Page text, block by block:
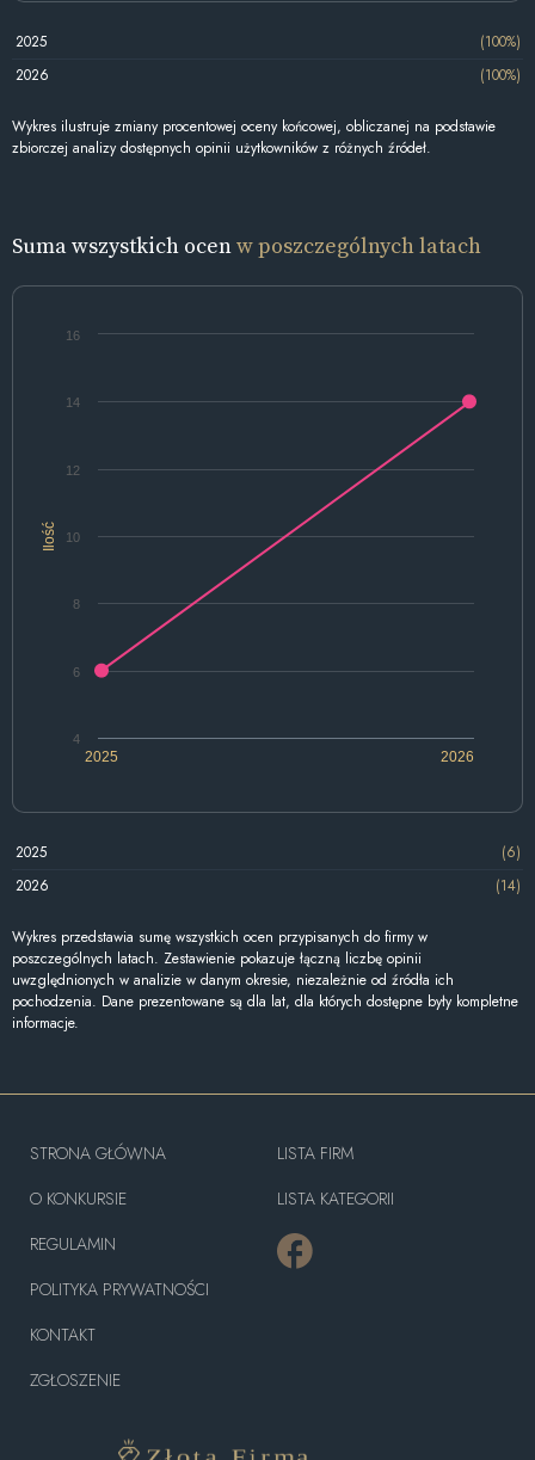
2025
(100%)
2026
(100%)
Wykres ilustruje zmiany procentowej oceny końcowej, obliczanej na podstawie
zbiorczej analizy dostępnych opinii użytkowników z różnych źródeł.
Suma wszystkich ocenw poszczególnych latach
Ilość
2025 2026
4
6
8
10
12
14
16
2025
(6)
2026
(14)
Wykres przedstawia sumę wszystkich ocen przypisanych do firmy w
poszczególnych latach. Zestawienie pokazuje łączną liczbę opinii
uwzględnionych w analizie w danym okresie, niezależnie od źródła ich
pochodzenia. Dane prezentowane są dla lat, dla których dostępne były kompletne
informacje.
STRONA GŁÓWNA
O KONKURSIE
REGULAMIN
POLITYKA PRYWATNOŚCI
KONTAKT
ZGŁOSZENIE
LISTA FIRM
LISTA KATEGORII